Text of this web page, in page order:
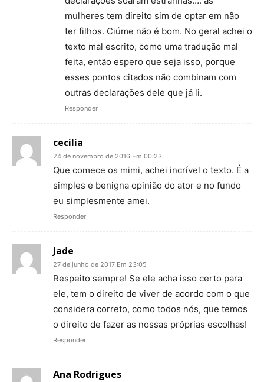
mulheres tem direito sim de optar em não
ter filhos. Ciúme não é bom. No geral achei o
texto mal escrito, como uma tradução mal
feita, então espero que seja isso, porque
esses pontos citados não combinam com
outras declarações dele que já li.
Responder
cecilia
24 de novembro de 2016 Em 00:23
Que comece os mimi, achei incrível o texto. É a
simples e benigna opinião do ator e no fundo
eu simplesmente amei.
Responder
Jade
27 de junho de 2017 Em 23:05
Respeito sempre! Se ele acha isso certo para
ele, tem o direito de viver de acordo com o que
considera correto, como todos nós, que temos
o direito de fazer as nossas próprias escolhas!
Responder
Ana Rodrigues